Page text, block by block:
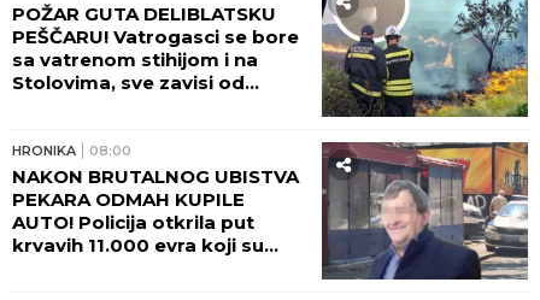
POŽAR GUTA DELIBLATSKU
PEŠČARU! Vatrogasci se bore
sa vatrenom stihijom i na
Stolovima, sve zavisi od
HRONIKA 08:00
NAKON BRUTALNOG UBISTVA
PEKARA ODMAH KUPILE
AUTO! Policija otkrila put
krvavih 11.000 evra koji su